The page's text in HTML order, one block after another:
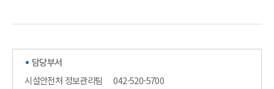
담당부서
시설안전처 정보관리팀
042-520-5700